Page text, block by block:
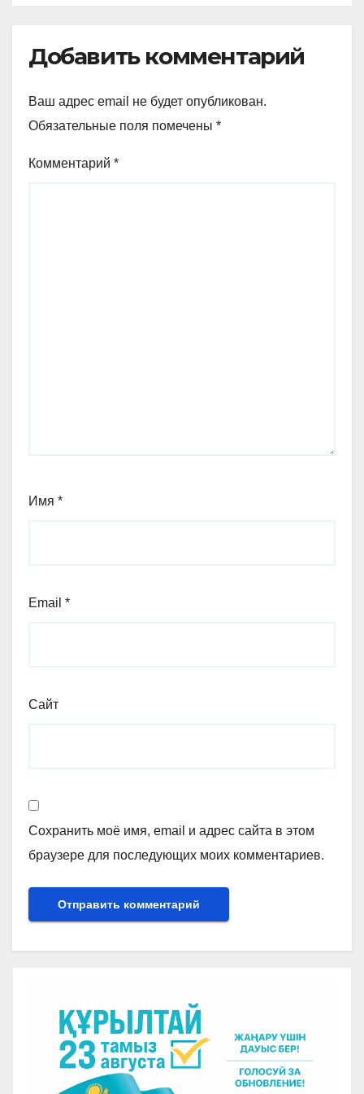
Добавить комментарий
Ваш адрес email не будет опубликован.
Обязательные поля помечены *
Комментарий *
Имя *
Email *
Сайт
Сохранить моё имя, email и адрес сайта в этом
браузере для последующих моих комментариев.